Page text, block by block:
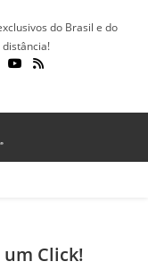
do Brasil e do
distância!
um Click!